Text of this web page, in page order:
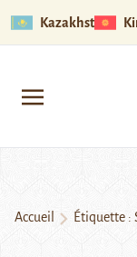
Kazakhstan
Accueil Étiquette :